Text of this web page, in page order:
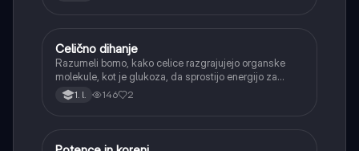
Biologija
Celično dihanje
Razumeli bomo, kako celice razgrajujejo organske
molekule, kot je glukoza, da sprostijo energijo za
svoje delovanje.
1. l. 146 2